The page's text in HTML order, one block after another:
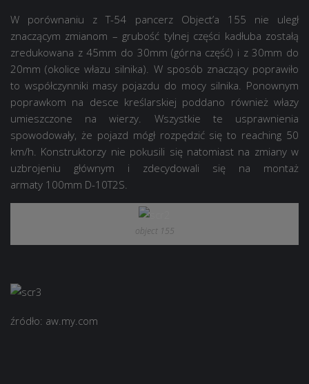
W porównaniu z T-54 pancerz Object’a 155 nie uległ
znaczącym zmianom – grubość tylnej części kadłuba zostałą
zredukowana z 45mm do 30mm (górna część) i z 30mm do
20mm (okolice włazu silnika). W sposób znaczący poprawiło
to współczynniki masy pojazdu do mocy silnika. Ponownym
poprawkom na desce kreślarskiej poddano również włazy
umieszczone na wierzy. Wszystkie te usprawnienia
spowodowały, że pojazd mógł rozpędzić się to reaching 50
km/h. Konstruktorzy nie pokusili się natomiast na zmiany w
uzbrojeniu głównym i zdecydowali się na montaż
armaty 100mm D-10T2S.
object 155
źródło: aw.my.com